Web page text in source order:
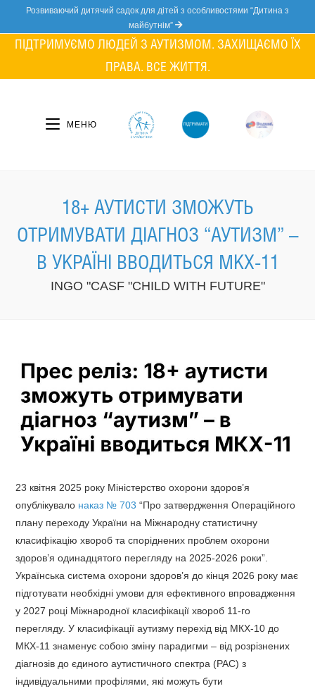
content
Розвиваючий дитячий садок для дітей з особливостями “Дитина з
майбутнім”
ПІДТРИМУЄМО ЛЮДЕЙ З АУТИЗМОМ. ЗАХИЩАЄМО ЇХ
ПРАВА. ВСЕ ЖИТТЯ.
МЕНЮ
18+ АУТИСТИ ЗМОЖУТЬ
ОТРИМУВАТИ ДІАГНОЗ “АУТИЗМ” –
В УКРАЇНІ ВВОДИТЬСЯ МКХ-11
INGO "CASF "CHILD WITH FUTURE"
23 квітня 2025 року Міністерство охорони здоров’я
опублікувало наказ № 703 “Про затвердження Операційного
плану переходу України на Міжнародну статистичну
класифікацію хвороб та споріднених проблем охорони
здоров’я одинадцятого перегляду на 2025-2026 роки”.
Українська система охорони здоров’я до кінця 2026 року має
підготувати необхідні умови для ефективного впровадження
у 2027 році Міжнародної класифікації хвороб 11-го
перегляду. У класифікації аутизму перехід від МКХ-10 до
МКХ-11 знаменує собою зміну парадигми – від розрізнених
діагнозів до єдиного аутистичного спектра (РАС) з
індивідуальними профілями, які можуть бути